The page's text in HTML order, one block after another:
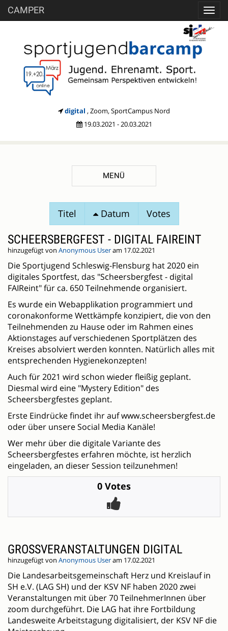
CAMPER
digital , Zoom, SportCampus Nord
19.03.2021 - 20.03.2021
MENÜ
SESSIONVORSCHLÄGE
Titel Datum Votes
SCHEERSBERGFEST - DIGITAL FAIREINT
hinzugefügt von Anonymous Useram 17.02.2021
Die Sportjugend Schleswig-Flensburg hat 2020 ein
digitales Sportfest, das "Scheersbergfest - digital
FAIReint" für ca. 650 Teilnehmende organisiert.
Es wurde ein Webapplikation programmiert und
coronakonforme Wettkämpfe konzipiert, die von den
Teilnehmenden zu Hause oder im Rahmen eines
Aktionstages auf verschiedenen Sportplätzen des
Kreises absolviert werden konnten. Natürlich alles mit
entsprechenden Hygienekonzepten!
Auch für 2021 wird schon wieder fleißig geplant.
Diesmal wird eine "Mystery Edition" des
Scheersbergfestes geplant.
Erste Eindrücke findet ihr auf www.scheersbergfest.de
oder über unsere Social Media Kanäle!
Wer mehr über die digitale Variante des
Scheersbergfestes erfahren möchte, ist herzlich
eingeladen, an dieser Session teilzunehmen!
0 Votes
GROSSVERANSTALTUNGEN DIGITAL
hinzugefügt von Anonymous Useram 17.02.2021
Die Landesarbeitsgemeinschaft Herz und Kreislauf in
SH e.V. (LAG SH) und der KSV NF haben 2020 zwei
Veranstaltungen mit über 70 TeilnehmerInnen über
zoom durchgeführt. Die LAG hat ihre Fortbildung
Landesweite Arbeitstagung digitalisiert, der KSV NF die